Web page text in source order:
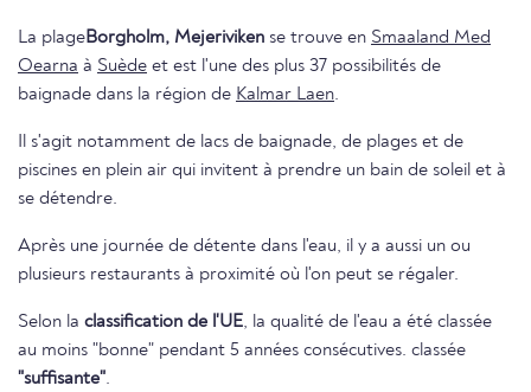
La plageBorgholm, Mejeriviken se trouve en Smaaland Med
Oearna à Suède et est l'une des plus 37 possibilités de
baignade dans la région de Kalmar Laen.
Il s'agit notamment de lacs de baignade, de plages et de
piscines en plein air qui invitent à prendre un bain de soleil et à
se détendre.
Après une journée de détente dans l'eau, il y a aussi un ou
plusieurs restaurants à proximité où l'on peut se régaler.
Selon la classification de l'UE, la qualité de l'eau a été classée
au moins "bonne" pendant 5 années consécutives. classée
"suffisante".